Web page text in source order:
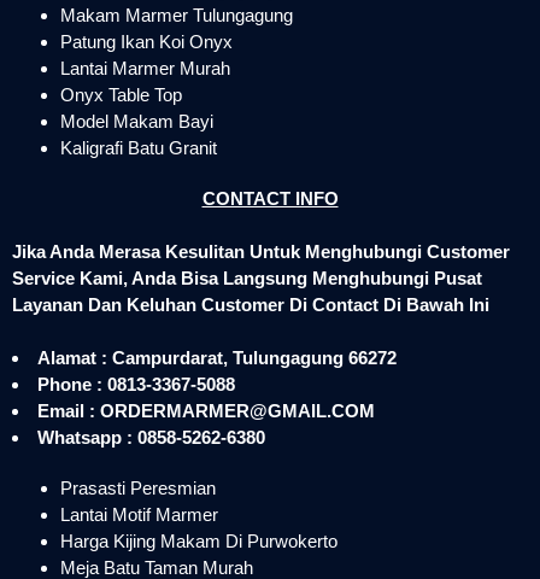
Makam Marmer Tulungagung
Patung Ikan Koi Onyx
Lantai Marmer Murah
Onyx Table Top
Model Makam Bayi
Kaligrafi Batu Granit
CONTACT INFO
Jika Anda Merasa Kesulitan Untuk Menghubungi Customer
Service Kami, Anda Bisa Langsung Menghubungi Pusat
Layanan Dan Keluhan Customer Di Contact Di Bawah Ini
Alamat : Campurdarat, Tulungagung 66272
Phone : 0813-3367-5088
Email : ORDERMARMER@GMAIL.COM
Whatsapp : 0858-5262-6380
Prasasti Peresmian
Lantai Motif Marmer
Harga Kijing Makam Di Purwokerto
Meja Batu Taman Murah